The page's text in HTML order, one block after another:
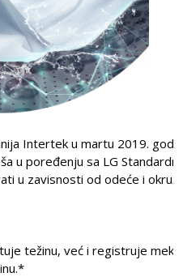
Intertek u martu 2019.
u poređenju sa LG
u zavisnosti od odeće i
težinu, već i registruje